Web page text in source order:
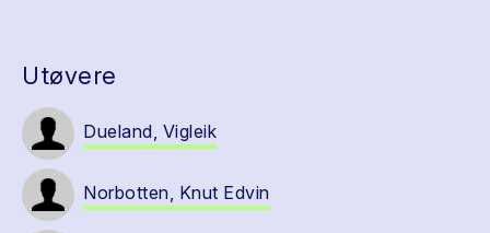
Utøvere
Dueland, Vigleik
Norbotten, Knut Edvin